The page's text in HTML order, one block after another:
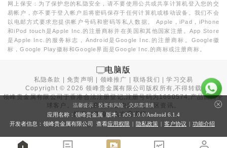
网上保安：为了保护您的私隐安全，请不要使用公共或共享计算机登入您的交
易帐户，亦不要于登入帐户后将密码保存于任何计算机或移动设备。我们不会
以电邮方式要求您提供帐户号码和密码等私人数据。 Apple，iPad，iPhone
和iPod touch是Apple Inc.的注册商标并在美国和其他国家注册。App Store
是Apple Inc.的服务标志，Android是Google Inc.的注册商标。Google徽
标，Google Play徽标和Google界面是Google Inc.的商标或注册商标。
电脑版
私隐条款 |免责声明 领峰推广 |联络我们 |学习交易
Copyright ©2026 领峰贵金属有限公司版权所有,不得转载
领峰贵金属有限公司于香港合法注册登记,注册号码为1660574,产品面向全
球客户。本站内所有内容均为香港地区资讯。
投资有风险，入市需谨慎。
温馨提示：投资有风险，交易需谨慎
应用名称：领峰贵金属 版本：iOS 1.0.0/Android 6.1.4
开发者信息：领峰贵金属有限公司 查看应用权限 | 隐私政策 | 客户协议 | 功能介绍